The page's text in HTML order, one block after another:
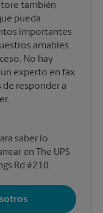
también
pueda
importantes
amables
No hay
experto en fax
de responder a
saber lo
en The UPS
Rd #210.